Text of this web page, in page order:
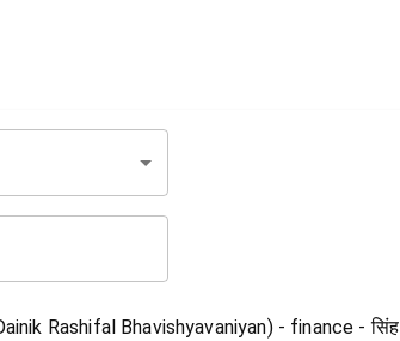
Rashifal Bhavishyavaniyan) - finance - सिंह